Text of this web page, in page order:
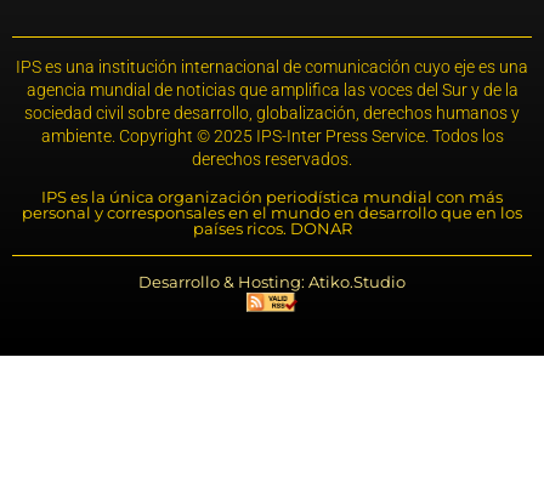
IPS es una institución internacional de comunicación cuyo eje es una
agencia mundial de noticias que amplifica las voces del Sur y de la
sociedad civil sobre desarrollo, globalización, derechos humanos y
ambiente. Copyright © 2025 IPS-Inter Press Service. Todos los
derechos reservados.
IPS es la única organización periodística mundial con más
personal y corresponsales en el mundo en desarrollo que en los
países ricos. DONAR
Desarrollo & Hosting: Atiko.Studio